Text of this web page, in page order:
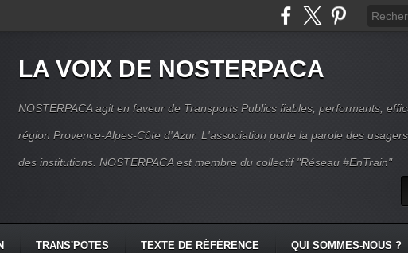
LA VOIX DE NOSTERPACA
NOSTERPACA agit en faveur de Transports Publics fiables, performants,
région Provence-Alpes-Côte d'Azur. L'association porte la parole des
des institutions. NOSTERPACA est membre du collectif "Réseau #EnTrain"
TRANS'POTES TEXTE DE RÉFÉRENCE QUI SOMMES-NOUS ?